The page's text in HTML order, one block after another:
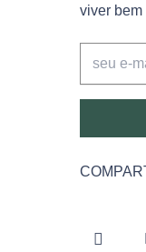
viver bem